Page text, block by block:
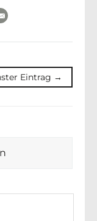
Eintrag →